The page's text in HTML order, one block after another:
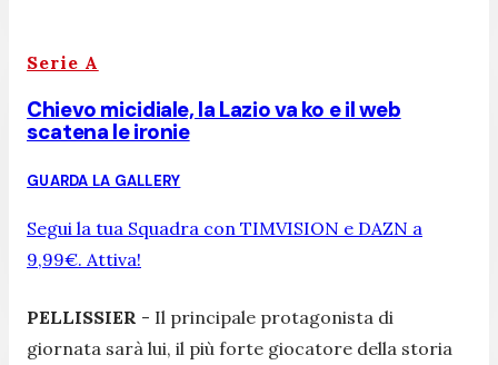
Serie A
Chievo micidiale, la Lazio va ko e il web
scatena le ironie
GUARDA LA GALLERY
Segui la tua Squadra con TIMVISION e DAZN a
9,99€. Attiva!
PELLISSIER - Il principale protagonista di
giornata sarà lui, il più forte giocatore della storia